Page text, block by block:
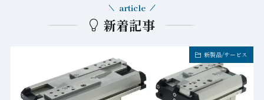
新着記事
article
新製品/サービス